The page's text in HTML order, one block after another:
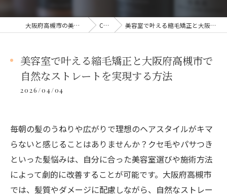
大阪府高槻市の美容室ならCharmant シェルマン COLUMN 美容室で叶える縮毛矯正と大阪府高槻市で自然なストレートを実現する方法
美容室で叶える縮毛矯正と大阪府高槻市で
自然なストレートを実現する方法
2026/04/04
毎朝の髪のうねりや広がりで理想のヘアスタイルがキマ
らないと感じることはありませんか？クセ毛やパサつき
といった髪悩みは、自分に合った美容室選びや施術方法
によって劇的に改善することが可能です。大阪府高槻市
では、髪質やダメージに配慮しながら、自然なストレー